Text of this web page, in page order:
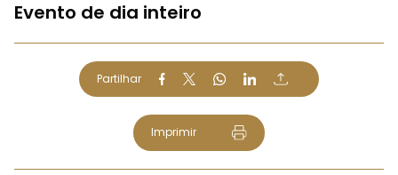
Evento de dia inteiro
Partilhar
Imprimir